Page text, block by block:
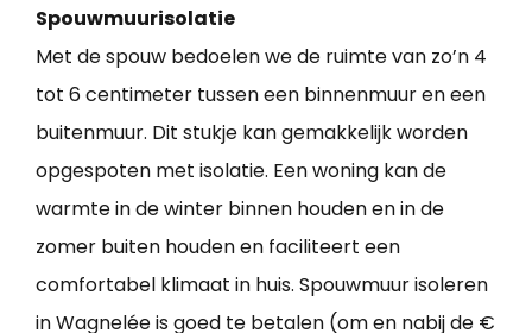
Spouwmuurisolatie
Met de spouw bedoelen we de ruimte van zo’n 4
tot 6 centimeter tussen een binnenmuur en een
buitenmuur. Dit stukje kan gemakkelijk worden
opgespoten met isolatie. Een woning kan de
warmte in de winter binnen houden en in de
zomer buiten houden en faciliteert een
comfortabel klimaat in huis. Spouwmuur isoleren
in Wagnelée is goed te betalen (om en nabij de €